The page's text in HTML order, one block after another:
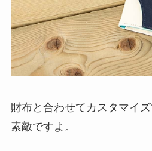
財布と合わせてカスタマイ
素敵ですよ。